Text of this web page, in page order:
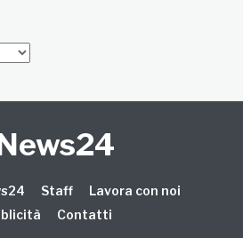
Staff
Lavora con noi
Contatti